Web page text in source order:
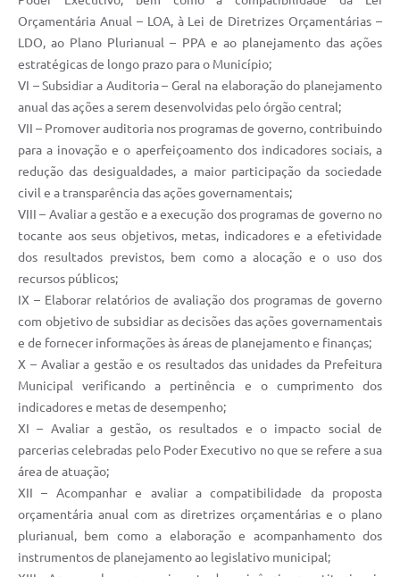
Orçamentária Anual – LOA, à Lei de Diretrizes Orçamentárias –
LDO, ao Plano Plurianual – PPA e ao planejamento das ações
estratégicas de longo prazo para o Município;
VI – Subsidiar a Auditoria – Geral na elaboração do planejamento
anual das ações a serem desenvolvidas pelo órgão central;
VII – Promover auditoria nos programas de governo, contribuindo
para a inovação e o aperfeiçoamento dos indicadores sociais, a
redução das desigualdades, a maior participação da sociedade
civil e a transparência das ações governamentais;
VIII – Avaliar a gestão e a execução dos programas de governo no
tocante aos seus objetivos, metas, indicadores e a efetividade
dos resultados previstos, bem como a alocação e o uso dos
recursos públicos;
IX – Elaborar relatórios de avaliação dos programas de governo
com objetivo de subsidiar as decisões das ações governamentais
e de fornecer informações às áreas de planejamento e finanças;
X – Avaliar a gestão e os resultados das unidades da Prefeitura
Municipal verificando a pertinência e o cumprimento dos
indicadores e metas de desempenho;
XI – Avaliar a gestão, os resultados e o impacto social de
parcerias celebradas pelo Poder Executivo no que se refere a sua
área de atuação;
XII – Acompanhar e avaliar a compatibilidade da proposta
orçamentária anual com as diretrizes orçamentárias e o plano
plurianual, bem como a elaboração e acompanhamento dos
instrumentos de planejamento ao legislativo municipal;